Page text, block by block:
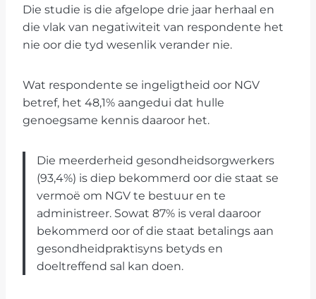
Die studie is die afgelope drie jaar herhaal en
die vlak van negatiwiteit van respondente het
nie oor die tyd wesenlik verander nie.
Wat respondente se ingeligtheid oor NGV
betref, het 48,1% aangedui dat hulle
genoegsame kennis daaroor het.
Die meerderheid gesondheidsorgwerkers
(93,4%) is diep bekommerd oor die staat se
vermoë om NGV te bestuur en te
administreer. Sowat 87% is veral daaroor
bekommerd oor of die staat betalings aan
gesondheidpraktisyns betyds en
doeltreffend sal kan doen.